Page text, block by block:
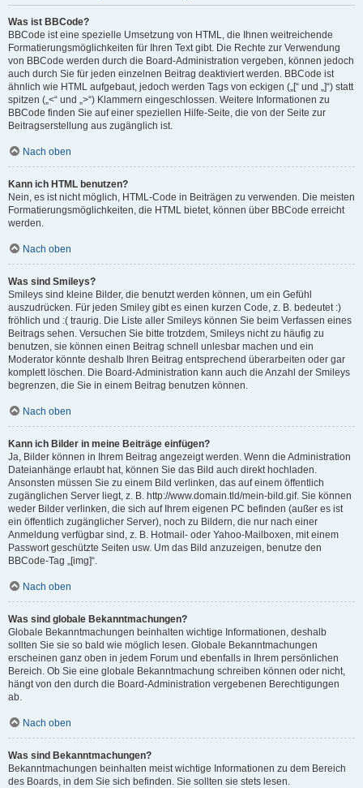
Was ist BBCode?
BBCode ist eine spezielle Umsetzung von HTML, die Ihnen weitreichende
Formatierungsmöglichkeiten für Ihren Text gibt. Die Rechte zur Verwendung
von BBCode werden durch die Board-Administration vergeben, können jedoch
auch durch Sie für jeden einzelnen Beitrag deaktiviert werden. BBCode ist
ähnlich wie HTML aufgebaut, jedoch werden Tags von eckigen („[“ und „]“) statt
spitzen („<“ und „>“) Klammern eingeschlossen. Weitere Informationen zu
BBCode finden Sie auf einer speziellen Hilfe-Seite, die von der Seite zur
Beitragserstellung aus zugänglich ist.
Nach oben
Kann ich HTML benutzen?
Nein, es ist nicht möglich, HTML-Code in Beiträgen zu verwenden. Die meisten
Formatierungsmöglichkeiten, die HTML bietet, können über BBCode erreicht
werden.
Nach oben
Was sind Smileys?
Smileys sind kleine Bilder, die benutzt werden können, um ein Gefühl
auszudrücken. Für jeden Smiley gibt es einen kurzen Code, z. B. bedeutet :)
fröhlich und :( traurig. Die Liste aller Smileys können Sie beim Verfassen eines
Beitrags sehen. Versuchen Sie bitte trotzdem, Smileys nicht zu häufig zu
benutzen, sie können einen Beitrag schnell unlesbar machen und ein
Moderator könnte deshalb Ihren Beitrag entsprechend überarbeiten oder gar
komplett löschen. Die Board-Administration kann auch die Anzahl der Smileys
begrenzen, die Sie in einem Beitrag benutzen können.
Nach oben
Kann ich Bilder in meine Beiträge einfügen?
Ja, Bilder können in Ihrem Beitrag angezeigt werden. Wenn die Administration
Dateianhänge erlaubt hat, können Sie das Bild auch direkt hochladen.
Ansonsten müssen Sie zu einem Bild verlinken, das auf einem öffentlich
zugänglichen Server liegt, z. B. http://www.domain.tld/mein-bild.gif. Sie können
weder Bilder verlinken, die sich auf Ihrem eigenen PC befinden (außer es ist
ein öffentlich zugänglicher Server), noch zu Bildern, die nur nach einer
Anmeldung verfügbar sind, z. B. Hotmail- oder Yahoo-Mailboxen, mit einem
Passwort geschützte Seiten usw. Um das Bild anzuzeigen, benutze den
BBCode-Tag „[img]“.
Nach oben
Was sind globale Bekanntmachungen?
Globale Bekanntmachungen beinhalten wichtige Informationen, deshalb
sollten Sie sie so bald wie möglich lesen. Globale Bekanntmachungen
erscheinen ganz oben in jedem Forum und ebenfalls in Ihrem persönlichen
Bereich. Ob Sie eine globale Bekanntmachung schreiben können oder nicht,
hängt von den durch die Board-Administration vergebenen Berechtigungen
ab.
Nach oben
Was sind Bekanntmachungen?
Bekanntmachungen beinhalten meist wichtige Informationen zu dem Bereich
des Boards, in dem Sie sich befinden. Sie sollten sie stets lesen.